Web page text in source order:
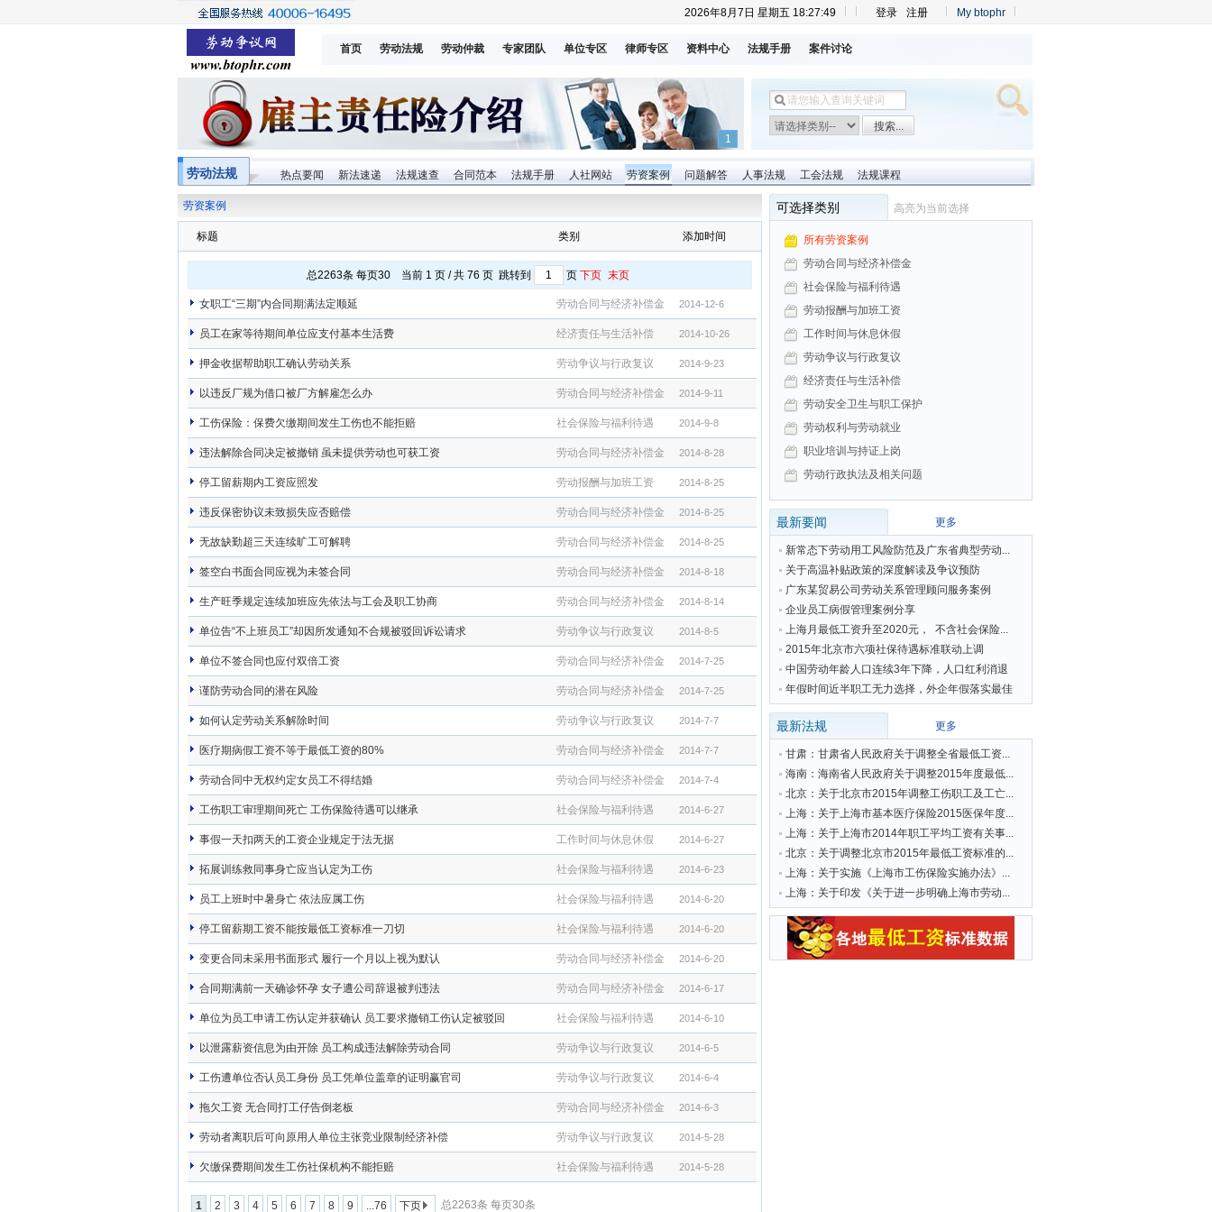
My btophr
注册
登录
2026年8月7日 星期五 18:27:49
首页 劳动法规 劳动仲裁 专家团队 单位专区 律师专区 资料中心 法规手册 案件讨论
1
劳动法规 热点要闻 新法速递 法规速查 合同范本 法规手册 人社网站 劳资案例 问题解答 人事法规 工会法规 法规课程
劳资案例
标题 类别 添加时间
总2263条 每页30 当前 1 页 / 共 76 页 跳转到 页 下页 末页
女职工“三期”内合同期满法定顺延 劳动合同与经济补偿金 2014-12-6
员工在家等待期间单位应支付基本生活费 经济责任与生活补偿 2014-10-26
押金收据帮助职工确认劳动关系 劳动争议与行政复议 2014-9-23
以违反厂规为借口被厂方解雇怎么办 劳动合同与经济补偿金 2014-9-11
工伤保险：保费欠缴期间发生工伤也不能拒赔 社会保险与福利待遇 2014-9-8
违法解除合同决定被撤销 虽未提供劳动也可获工资 劳动合同与经济补偿金 2014-8-28
停工留薪期内工资应照发 劳动报酬与加班工资 2014-8-25
违反保密协议未致损失应否赔偿 劳动合同与经济补偿金 2014-8-25
无故缺勤超三天连续旷工可解聘 劳动合同与经济补偿金 2014-8-25
签空白书面合同应视为未签合同 劳动合同与经济补偿金 2014-8-18
生产旺季规定连续加班应先依法与工会及职工协商 劳动合同与经济补偿金 2014-8-14
单位告“不上班员工”却因所发通知不合规被驳回诉讼请求 劳动争议与行政复议 2014-8-5
单位不签合同也应付双倍工资 劳动合同与经济补偿金 2014-7-25
谨防劳动合同的潜在风险 劳动合同与经济补偿金 2014-7-25
如何认定劳动关系解除时间 劳动争议与行政复议 2014-7-7
医疗期病假工资不等于最低工资的80% 劳动合同与经济补偿金 2014-7-7
劳动合同中无权约定女员工不得结婚 劳动合同与经济补偿金 2014-7-4
工伤职工审理期间死亡 工伤保险待遇可以继承 社会保险与福利待遇 2014-6-27
事假一天扣两天的工资企业规定于法无据 工作时间与休息休假 2014-6-27
拓展训练救同事身亡应当认定为工伤 社会保险与福利待遇 2014-6-23
员工上班时中暑身亡 依法应属工伤 社会保险与福利待遇 2014-6-20
停工留薪期工资不能按最低工资标准一刀切 社会保险与福利待遇 2014-6-20
变更合同未采用书面形式 履行一个月以上视为默认 劳动合同与经济补偿金 2014-6-20
合同期满前一天确诊怀孕 女子遭公司辞退被判违法 劳动合同与经济补偿金 2014-6-17
单位为员工申请工伤认定并获确认 员工要求撤销工伤认定被驳回 社会保险与福利待遇 2014-6-10
以泄露薪资信息为由开除 员工构成违法解除劳动合同 劳动争议与行政复议 2014-6-5
工伤遭单位否认员工身份 员工凭单位盖章的证明赢官司 劳动争议与行政复议 2014-6-4
拖欠工资 无合同打工仔告倒老板 劳动合同与经济补偿金 2014-6-3
劳动者离职后可向原用人单位主张竞业限制经济补偿 劳动争议与行政复议 2014-5-28
欠缴保费期间发生工伤社保机构不能拒赔 社会保险与福利待遇 2014-5-28
1 2 3 4 5 6 7 8 9 ...76 下页 总2263条 每页30条
可选择类别 高亮为当前选择
所有劳资案例
劳动合同与经济补偿金
社会保险与福利待遇
劳动报酬与加班工资
工作时间与休息休假
劳动争议与行政复议
经济责任与生活补偿
劳动安全卫生与职工保护
劳动权利与劳动就业
职业培训与持证上岗
劳动行政执法及相关问题
最新要闻 更多
新常态下劳动用工风险防范及广东省典型劳动...
关于高温补贴政策的深度解读及争议预防
广东某贸易公司劳动关系管理顾问服务案例
企业员工病假管理案例分享
上海月最低工资升至2020元， 不含社会保险...
2015年北京市六项社保待遇标准联动上调
中国劳动年龄人口连续3年下降，人口红利消退
年假时间近半职工无力选择，外企年假落实最佳
最新法规 更多
甘肃： 甘肃省人民政府关于调整全省最低工资...
海南： 海南省人民政府关于调整2015年度最低...
北京： 关于北京市2015年调整工伤职工及工亡...
上海： 关于上海市基本医疗保险2015医保年度...
上海： 关于上海市2014年职工平均工资有关事...
北京： 关于调整北京市2015年最低工资标准的...
上海： 关于实施《上海市工伤保险实施办法》...
上海： 关于印发《关于进一步明确上海市劳动...